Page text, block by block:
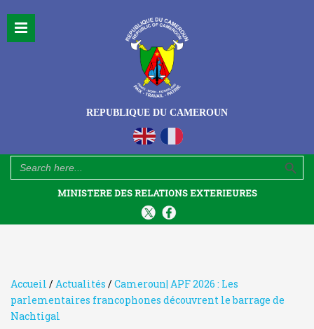
REPUBLIQUE DU CAMEROUN
Search
for:
Search Button
MINISTERE DES RELATIONS EXTERIEURES
Accueil /Actualités /Cameroun| APF 2026 : Les
parlementaires francophones découvrent le barrage de
Nachtigal